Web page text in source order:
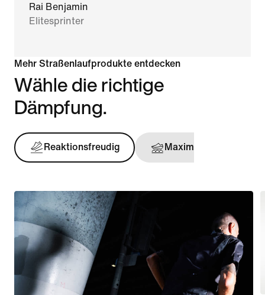
Rai Benjamin
Elitesprinter
Mehr Straßenlaufprodukte entdecken
Wähle die richtige
Dämpfung.
Reaktionsfreudig Maximal